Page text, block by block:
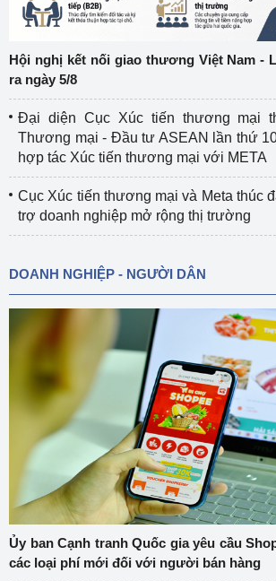
Hội nghị kết nối giao thương Việt Nam -
ra ngày 5/8
Đại diện Cục Xúc tiến thương mại
Thương mại - Đầu tư ASEAN lần thứ
hợp tác Xúc tiến thương mại với META
Cục Xúc tiến thương mại và Meta thúc
trợ doanh nghiệp mở rộng thị trường
DOANH NGHIỆP - NGƯỜI DÂN
Ủy ban Cạnh tranh Quốc gia yêu cầu
các loại phí mới đối với người bán hàng